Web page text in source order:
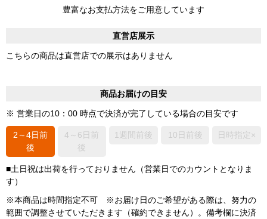
豊富なお支払方法をご用意しています
直営店展示
こちらの商品は直営店での展示はありません
商品お届けの目安
※ 営業日の10：00 時点で決済が完了している場合の目安です
2～4日前
後
4～6日前
後
1週間前後 10日前後 日時指定×
■土日祝は出荷を行っておりません（営業日でのカウントとなりま
す）
※本商品は時間指定不可 ※お届け日のご希望がある際は、努力の
範囲で調整させていただきます（確約できません）。備考欄に決済